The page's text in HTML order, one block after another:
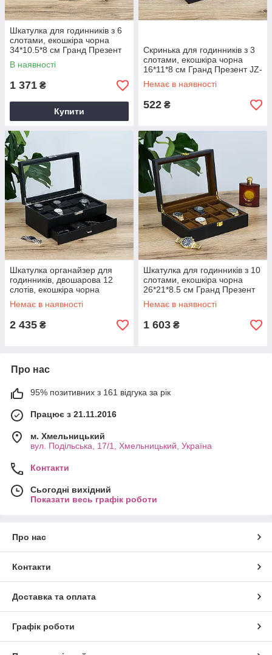
Шкатулка для годинників з 6
слотами, екошкіра чорна
34*10.5*8 см Гранд Презент
JZ-022
В наявності
1 371 ₴
Купити
Скринька для годинників з 3
слотами, екошкіра чорна
16*11*8 см Гранд Презент JZ-
026
Немає в наявності
522 ₴
Шкатулка органайзер для
годинників, двошарова 12
слотів, екошкіра чорна
34*21*13.5 см Гранд Презент
JZ-029
Немає в наявності
2 435 ₴
Шкатулка для годинників з 10
слотами, екошкіра чорна
26*21*8.5 см Гранд Презент
JZ-024
Немає в наявності
1 603 ₴
Про нас
95% позитивних з 161 відгука за рік
Працює з 21.11.2016
м. Хмельницький
вул. Подільська, 17/1, Хмельницький, Україна
Контакти
Сьогодні вихідний
Показати весь графік роботи
Про нас
Контакти
Доставка та оплата
Графік роботи